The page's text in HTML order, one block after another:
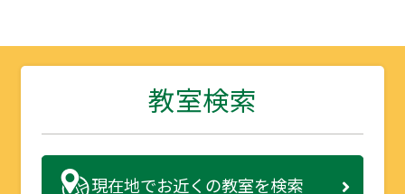
教室検索
現在地でお近くの教室を検索